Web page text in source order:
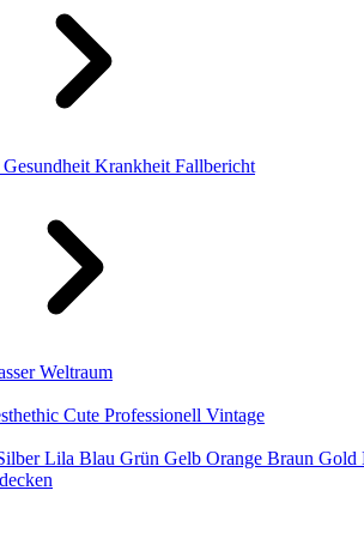
Gesundheit Krankheit Fallbericht
Weltraum
Cute Professionell Vintage
Lila Blau Grün Gelb Orange Braun Gold